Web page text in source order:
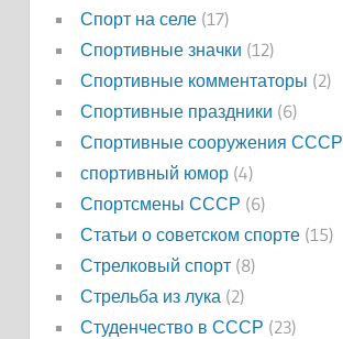
Спорт на селе(17)
Спортивные значки (12)
Спортивные комментаторы (2)
Спортивные праздники (6)
Спортивные сооружения СССР
спортивный юмор(4)
Спортсмены СССР (6)
Статьи о советском спорте(15)
Стрелковый спорт(8)
Стрельба из лука (2)
Студенчество в СССР (23)